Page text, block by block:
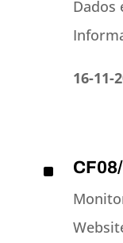
Dados
16-11-
^